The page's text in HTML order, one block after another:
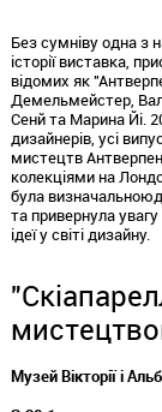
Без сумніву одна з
історії виставка,
відомих як "
Демельмейстер,
Сенй та Марина Йі.
дизайнерів, усі
мистецтв
колекціями на
була визначальною
та привернула
ідеї у світі дизайну.
"
Музей Вікторії і